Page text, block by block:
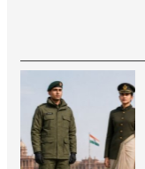
चिंता.